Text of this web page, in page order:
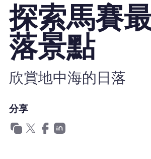
購買計劃
關於eSIM
為什麼選擇Nomad eSIM
探索馬賽
落景點
欣賞地中海的日落
分享